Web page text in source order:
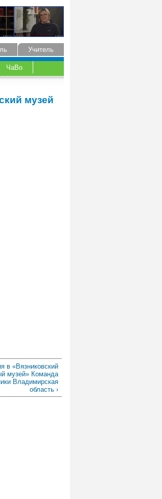
Учитель
ЧаВо
музей
в «Вязниковский
музей» Команда
Владимирская
область ›